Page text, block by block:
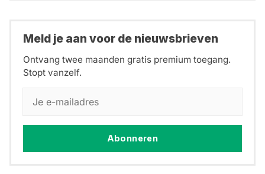
Meld je aan voor de nieuwsbrieven
Ontvang twee maanden gratis premium toegang.
Stopt vanzelf.
Abonneren